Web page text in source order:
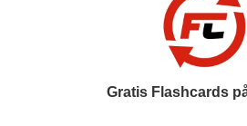
Gratis Flashcards